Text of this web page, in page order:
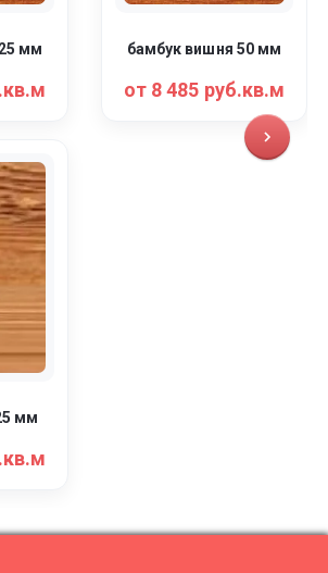
мм бамбук вишня 50 мм
от 8 485 руб.кв.м
мм